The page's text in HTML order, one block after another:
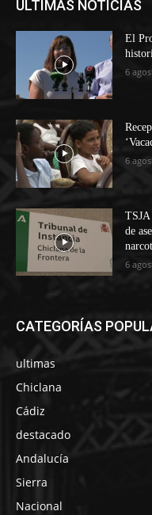
ÚLTIMAS NOTICIAS
El
6
6
TSJA
de
6
CATEGORÍAS
ultimas
Chiclana
Cádiz
destacado
Andalucía
Sierra
Nacional